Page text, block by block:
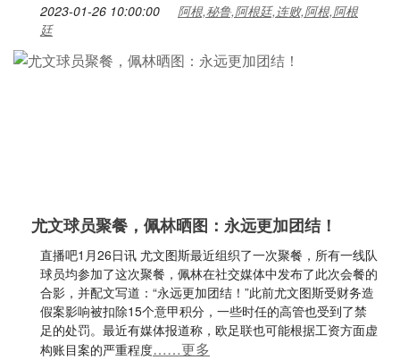
2023-01-26 10:00:00
阿根,秘鲁,阿根廷,连败,阿根,阿根
廷
尤文球员聚餐，佩林晒图：永远更加团结！
直播吧1月26日讯 尤文图斯最近组织了一次聚餐，所有一线队
球员均参加了这次聚餐，佩林在社交媒体中发布了此次会餐的
合影，并配文写道：“永远更加团结！”此前尤文图斯受财务造
假案影响被扣除15个意甲积分，一些时任的高管也受到了禁
足的处罚。最近有媒体报道称，欧足联也可能根据工资方面虚
构账目案的严重程度……更多